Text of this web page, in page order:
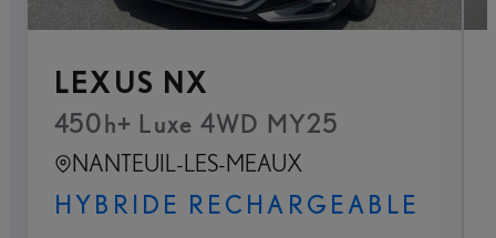
LEXUS NX
450h+ Luxe 4WD MY25
NANTEUIL-LES-MEAUX
HYBRIDE RECHARGEABLE